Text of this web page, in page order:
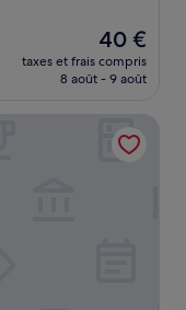
Le
nouveau
prix
de
40 €
40 €
taxes et frais compris
8 août - 9 août